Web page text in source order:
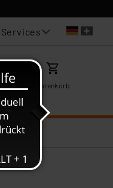
Services
Merkzettel Warenkorb